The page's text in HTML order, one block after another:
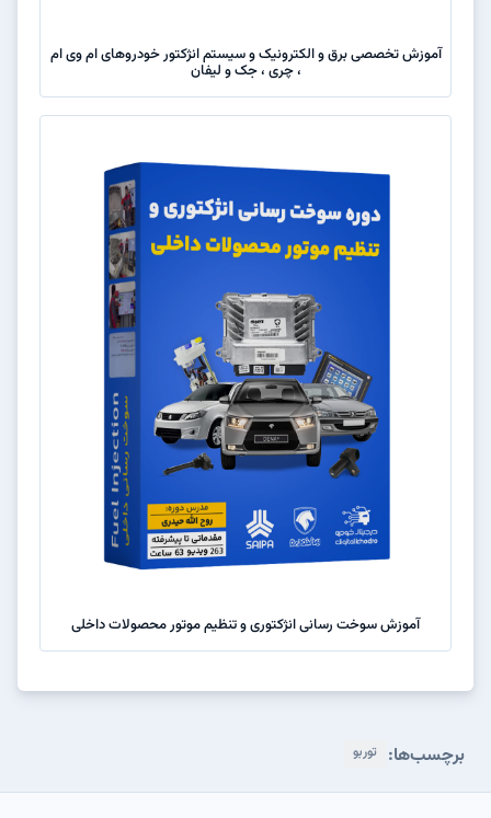
آموزش تخصصی برق و الکترونیک و سیستم انژکتور خودروهای ام وی ام
، چری ، جک و لیفان
آموزش سوخت رسانی انژکتوری و تنظیم موتور محصولات داخلی
برچسب‌ها: توربو